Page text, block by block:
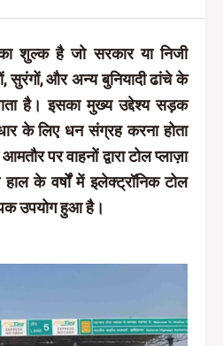
शुल्क है जो सरकार या निजी
सुरंगों, और अन्य बुनियादी ढांचे के
है। इसका मुख्य उद्देश्य सड़क
के लिए धन संग्रह करना होता
पर वाहनों द्वारा टोल प्लाज़ा
के वर्षों में इलेक्ट्रॉनिक टोल
उपयोग हुआ है।